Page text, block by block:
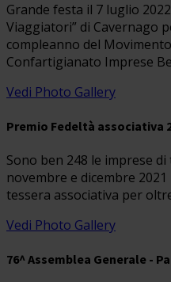
Grande festa il 7 luglio
Viaggiatori” di Cavernago
compleanno del
Confartigianato Imprese
Vedi Photo Gallery
Premio Fedeltà associativa
Sono ben 248 le imprese
novembre e dicembre
tessera associativa per
Vedi Photo Gallery
76^ Assemblea Generale -